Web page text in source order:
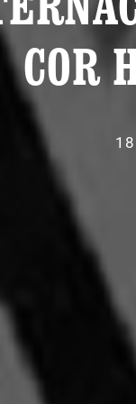
COR